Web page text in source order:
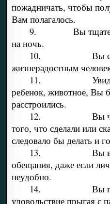
пожадничать, чтобы
Вам полагалось.
9. Вы
на ночь.
10. Вы
жизнерадостным
11. Увидев,
ребенок, животное, Вы
расстроились.
12. Вы часто
того, что сделали или
следовало бы делать и
13. Вы всегда
обещания, даже если
неудобно.
14. Вы
удовольствие прыгая с